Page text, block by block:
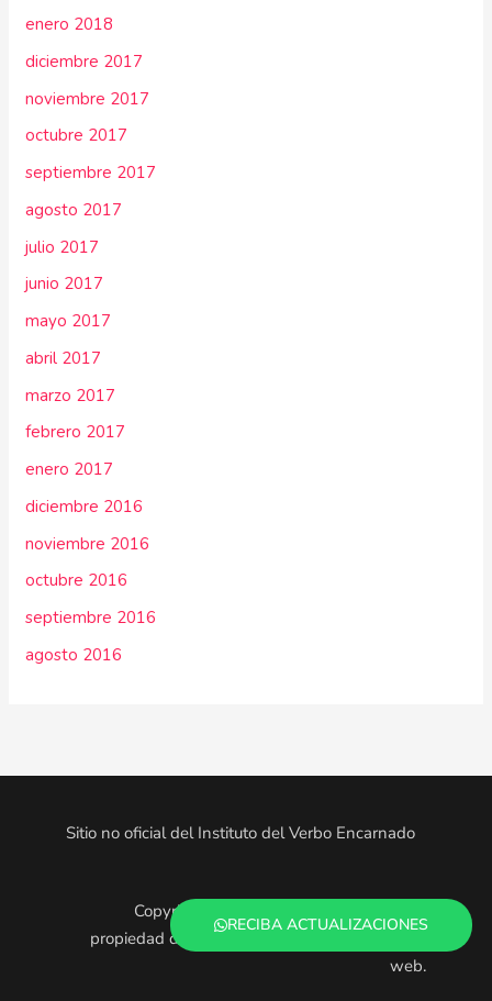
enero 2018
diciembre 2017
noviembre 2017
octubre 2017
septiembre 2017
agosto 2017
julio 2017
junio 2017
mayo 2017
abril 2017
marzo 2017
febrero 2017
enero 2017
diciembre 2016
noviembre 2016
octubre 2016
septiembre 2016
agosto 2016
RECIBA ACTUALIZACIONES
Sitio no oficial del Instituto del Verbo Encarnado
Copyright © 2025. Todo el contenido es
propiedad de los administradores de este sitio
web.